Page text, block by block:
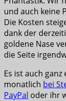
und auch keine
Die Kosten
dank der
goldene Nase
die Seite
Es ist auch
monatlich bei
PayPal oder ihr